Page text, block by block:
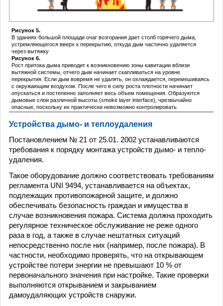
Рисунок 5.
В зданиях большой площади очаг возгорания дает столб горячего дыма,
устремляющегося вверх к перекрытию, откуда дым частично удаляется
через вытяжку
Рисунок 6.
Рост притока дыма приводит к возникновению зоны кавитации вблизи
вытяжной системы, отчего дым начинает скапливаться на уровне
перекрытия. Если дым вовремя не удалять, он охлаждается, перемешиваясь
с окружающим воздухом. После чего в силу роста плотности начинает
опускаться и постепенно заполняет весь объем помещения. Образуются
дымовые слои различной высоты (smoke layer interface), чрезвычайно
опасные, поскольку их практически невозможно контролировать
Устройства дымо- и теплоудаления
Постановлением № 21 от 25.01. 2002 устанавливаются
требования к порядку монтажа устройств дымо- и тепло-
удаления.
Такое оборудование должно соответствовать требованиям
регламента UNI 9494, устанавливается на объектах,
подлежащих противопожарной защите, и должно
обеспечивать безопасность граждан и имущества в
случае возникновения пожара. Система должна проходить
регулярное техническое обслуживание не реже одного
раза в год, а также в случае нештатных ситуаций
непосредственно после них (например, после пожара). В
частности, необходимо проверять, что на открывающем
устройстве потери энергии не превышают 10 % от
первоначального значения при настройке. Такие проверки
выполняются открыванием и закрыванием
дамоудаляющих устройств снаружи.